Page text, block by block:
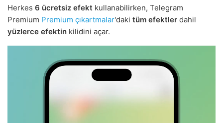
Herkes 6 ücretsiz efekt kullanabilirken, Telegram
Premium Premium çıkartmalar'daki tüm efektler dahil
yüzlerce efektin kilidini açar.